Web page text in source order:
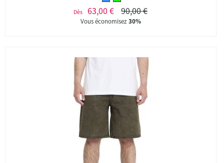
Dès 63,00 € 90,00 €
Vous économisez30%